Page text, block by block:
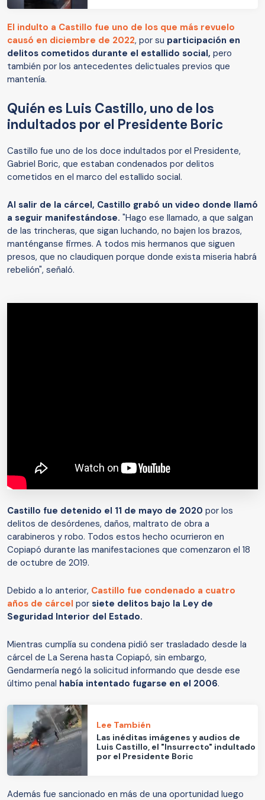
El indulto a Castillo fue uno de los que más revuelo
causó en diciembre de 2022, por su participación en
delitos cometidos durante el estallido social, pero
también por los antecedentes delictuales previos que
mantenía.
Quién es Luis Castillo, uno de los
indultados por el Presidente Boric
Castillo fue uno de los doce indultados por el Presidente,
Gabriel Boric, que estaban condenados por delitos
cometidos en el marco del estallido social.
Al salir de la cárcel, Castillo grabó un video donde llamó
a seguir manifestándose. "Hago ese llamado, a que salgan
de las trincheras, que sigan luchando, no bajen los brazos,
manténganse firmes. A todos mis hermanos que siguen
presos, que no claudiquen porque donde exista miseria habrá
rebelión", señaló.
Castillo fue detenido el 11 de mayo de 2020 por los
delitos de desórdenes, daños, maltrato de obra a
carabineros y robo. Todos estos hecho ocurrieron en
Copiapó durante las manifestaciones que comenzaron el 18
de octubre de 2019.
Debido a lo anterior, Castillo fue condenado a cuatro
años de cárcel por siete delitos bajo la Ley de
Seguridad Interior del Estado.
Mientras cumplía su condena pidió ser trasladado desde la
cárcel de La Serena hasta Copiapó, sin embargo,
Gendarmería negó la solicitud informando que desde ese
último penal había intentado fugarse en el 2006.
Lee También
Las inéditas imágenes y audios de
Luis Castillo, el "Insurrecto" indultado
por el Presidente Boric
Además fue sancionado en más de una oportunidad luego